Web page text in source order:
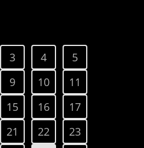
3 4
5
9 10
11
15 16
17
21 22
23